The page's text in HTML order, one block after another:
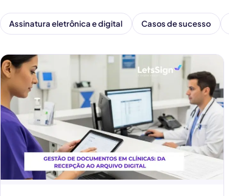
Assinatura eletrônica e digital Casos de sucesso